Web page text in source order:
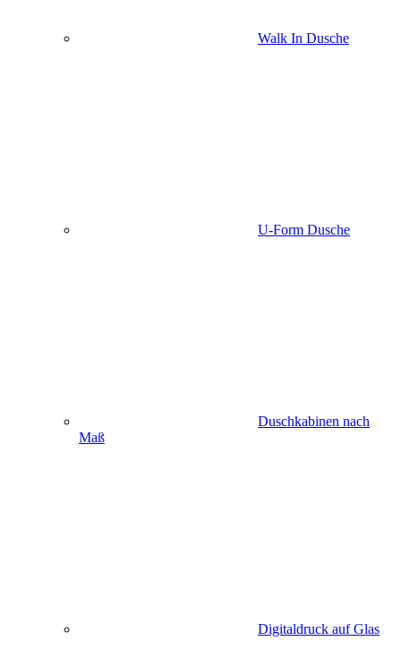
Walk In Dusche
U-Form Dusche
Duschkabinen nach
Maß
Digitaldruck auf Glas